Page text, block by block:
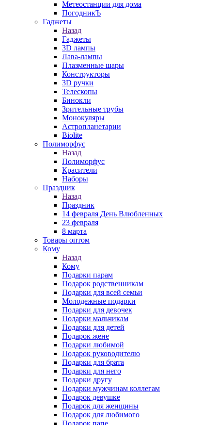
Метеостанции для дома
ПогодникЪ
Гаджеты
Назад
Гаджеты
3D лампы
Лава-лампы
Плазменные шары
Конструкторы
3D ручки
Телескопы
Бинокли
Зрительные трубы
Монокуляры
Астропланетарии
Biolite
Полиморфус
Назад
Полиморфус
Красители
Наборы
Праздник
Назад
Праздник
14 февраля День Влюбленных
23 февраля
8 марта
Товары оптом
Кому
Назад
Кому
Подарки парам
Подарок родственникам
Подарки для всей семьи
Молодежные подарки
Подарки для девочек
Подарки мальчикам
Подарки для детей
Подарок жене
Подарки любимой
Подарок руководителю
Подарки для брата
Подарки для него
Подарки другу
Подарки мужчинам коллегам
Подарок девушке
Подарок для женщины
Подарок для любимого
Подарок папе